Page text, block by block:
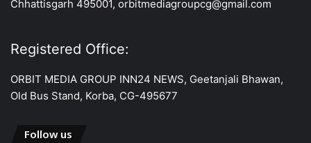
Chhattisgarh 495001, orbitmediagroupcg@gmail.com
Registered Office:
ORBIT MEDIA GROUP INN24 NEWS, Geetanjali Bhawan,
Old Bus Stand, Korba, CG-495677
Follow us